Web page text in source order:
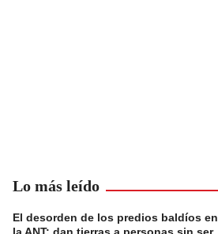
Lo más leído
El desorden de los predios baldíos en
la ANT: dan tierras a personas sin ser